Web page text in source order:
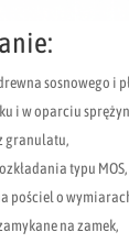
sosnowego i
i w oparciu
granulatu,
typu MOS,
pościel o
na zamek,